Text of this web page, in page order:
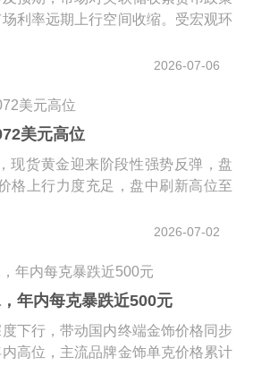
利率远期上行空间收缩。受宏观环
2026-07-06
美元高位
现货黄金迎来阶段性强势反弹，盘
格上行力度充足，盘中刷新高位至
2026-07-02
年内每克暴跌近500元
下行，带动国内终端金饰价格同步
高位，主流品牌金饰单克价格累计